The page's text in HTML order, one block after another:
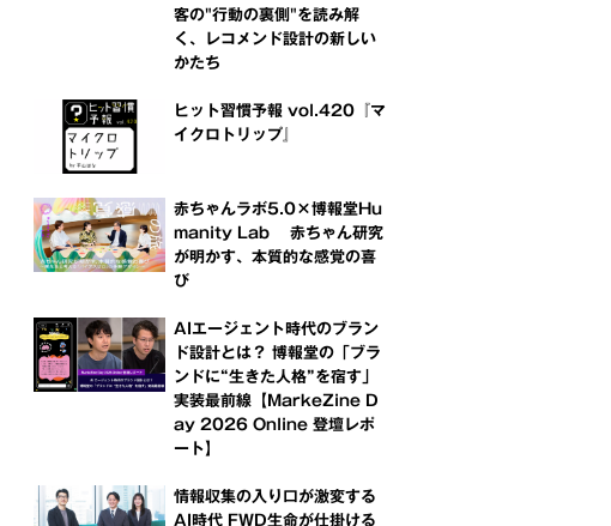
客の"行動の裏側"を読み解
く、レコメンド設計の新しい
かたち
ヒット習慣予報 vol.420『マ
イクロトリップ』
赤ちゃんラボ5.0×博報堂Hu
manity Lab 赤ちゃん研究
が明かす、本質的な感覚の喜
び
AIエージェント時代のブラン
ド設計とは？ 博報堂の「ブラ
ンドに“生きた人格”を宿す」
実装最前線【MarkeZine D
ay 2026 Online 登壇レポ
ート】
情報収集の入り口が激変する
AI時代 FWD生命が仕掛ける